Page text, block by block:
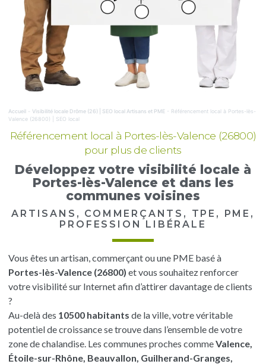
Accueil- Visibilité locale Drôme (26) | SEO local Artisans et PME - Référencement local à Portes-lès-
Valence (26800) | SEO local
Référencement local à Portes-lès-Valence (26800)
pour plus de clients
Développez votre visibilité locale à
Portes-lès-Valence et dans les
communes voisines
ARTISANS, COMMERÇANTS, TPE, PME,
PROFESSION LIBÉRALE
Vous êtes un artisan, commerçant ou une PME basé à
Portes-lès-Valence (26800) et vous souhaitez renforcer
votre visibilité sur Internet afin d’attirer davantage de clients
?
Au-delà des 10500 habitants de la ville, votre véritable
potentiel de croissance se trouve dans l’ensemble de votre
zone de chalandise. Les communes proches commeValence,
Étoile-sur-Rhône, Beauvallon, Guilherand-Granges,